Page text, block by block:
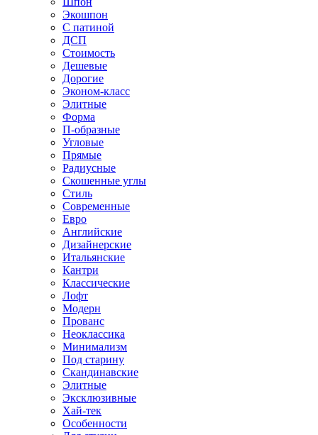
Экошпон
С патиной
ДСП
Стоимость
Дешевые
Дорогие
Эконом-класс
Элитные
Форма
П-образные
Угловые
Прямые
Радиусные
Скошенные углы
Стиль
Современные
Евро
Английские
Дизайнерские
Итальянские
Кантри
Классические
Лофт
Модерн
Прованс
Неоклассика
Минимализм
Под старину
Скандинавские
Элитные
Эксклюзивные
Хай-тек
Особенности